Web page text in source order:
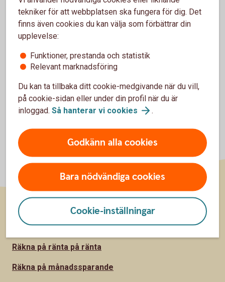
För att se detta innehåll behöver du först
godkänna cookies för Funktioner, prestanda
och statistik.
tekniker för att webbplatsen ska fungera för dig. Det
finns även cookies du kan välja som förbättrar din
upplevelse:
Funktioner, prestanda och statistik
Relevant marknadsföring
Du kan ta tillbaka ditt cookie-medgivande när du vill,
på cookie-sidan eller under din profil när du är
inloggad. Så hanterar vi cookies .
Godkänn alla cookies
Bara nödvändiga cookies
Cookie-inställningar
Sidfot
Räkna
Räkna på ränta på ränta
Räkna på månadssparande